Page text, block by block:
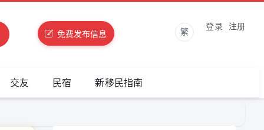
免费发布信息 繁
登录 注册
交友 民宿 新移民指南